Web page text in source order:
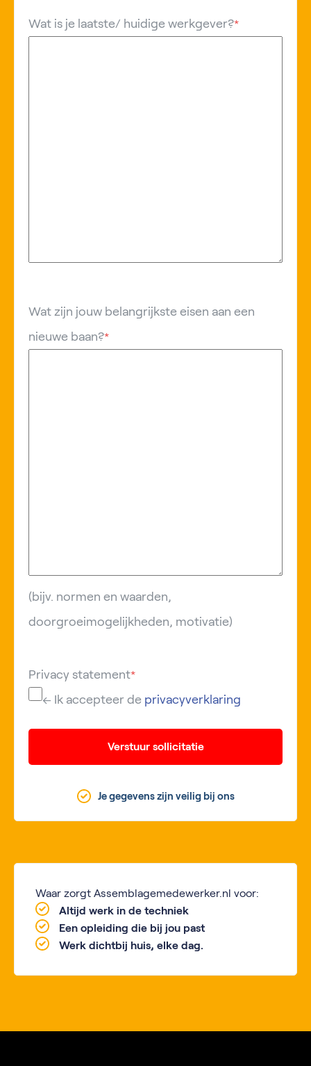
Wat is je laatste/ huidige werkgever?*
Wat zijn jouw belangrijkste eisen aan een
nieuwe baan?*
(bijv. normen en waarden,
doorgroeimogelijkheden, motivatie)
Privacy statement*
← Ik accepteer de privacyverklaring
Verstuur sollicitatie
Je gegevens zijn veilig bij ons
Waar zorgt Assemblagemedewerker.nl voor:
Altijd werk in de techniek
Een opleiding die bij jou past
Werk dichtbij huis, elke dag.